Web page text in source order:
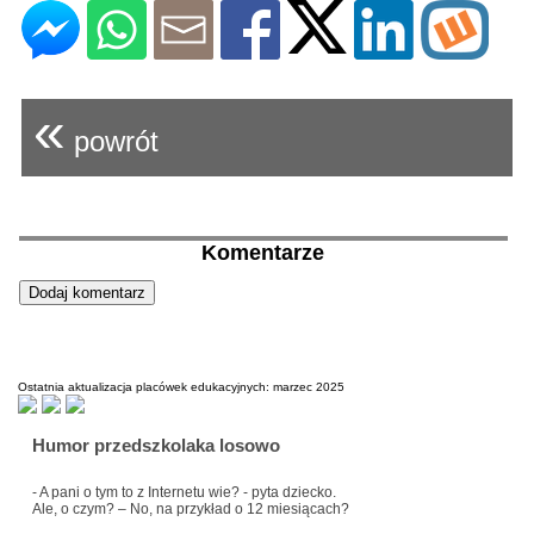
Humor przedszkolaka losowo
- A pani o tym to z Internetu wie? - pyta dziecko.
Ale, o czym? – No, na przykład o 12 miesiącach?
« powrót
Komentarze
Ostatnia aktualizacja placówek edukacyjnych: marzec 2025